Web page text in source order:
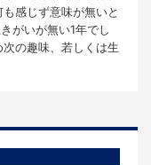
感じず意味が無いと
がいが無い1年でし
の趣味、若しくは生